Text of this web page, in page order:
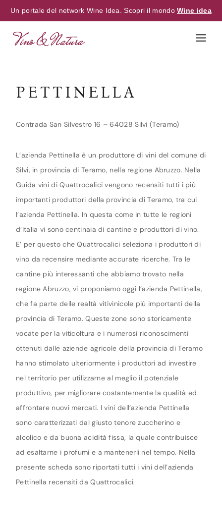
Un portale del network Wine Idea. Scopri il mondoWine idea
PETTINELLA
Contrada San Silvestro 16 – 64028 Silvi (Teramo)
L’azienda Pettinella è un produttore di vini del comune di
Silvi, in provincia di Teramo, nella regione Abruzzo. Nella
Guida vini di Quattrocalici vengono recensiti tutti i più
importanti produttori della provincia di Teramo, tra cui
l’azienda Pettinella. In questa come in tutte le regioni
d’Italia vi sono centinaia di cantine e produttori di vino.
E’ per questo che Quattrocalici seleziona i produttori di
vino da recensire mediante accurate ricerche. Tra le
cantine più interessanti che abbiamo trovato nella
regione Abruzzo, vi proponiamo oggi l’azienda Pettinella,
che fa parte delle realtà vitivinicole più importanti della
provincia di Teramo. Queste zone sono storicamente
vocate per la viticoltura e i numerosi riconoscimenti
ottenuti dalle aziende agricole della provincia di Teramo
hanno stimolato ulteriormente i produttori ad investire
nel territorio per utilizzarne al meglio il potenziale
produttivo, per migliorare costantemente la qualità ed
affrontare nuovi mercati. I vini dell’azienda Pettinella
sono caratterizzati dal giusto tenore zuccherino e
alcolico e da buona acidità fissa, la quale contribuisce
ad esaltarne i profumi e a mantenerli nel tempo. Nella
presente scheda sono riportati tutti i vini dell’azienda
Pettinella recensiti da Quattrocalici.